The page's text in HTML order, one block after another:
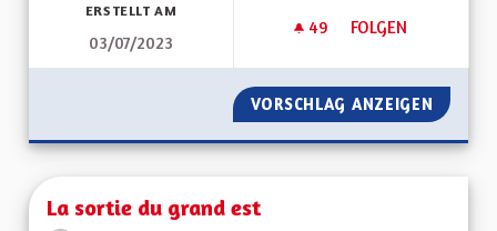
ERSTELLT AM
03/07/2023
49 49 FOLLOWER
FOLGEN
LA STABILITÉ
VORSCHLAG ANZEIGEN LA
La sortie du grand est